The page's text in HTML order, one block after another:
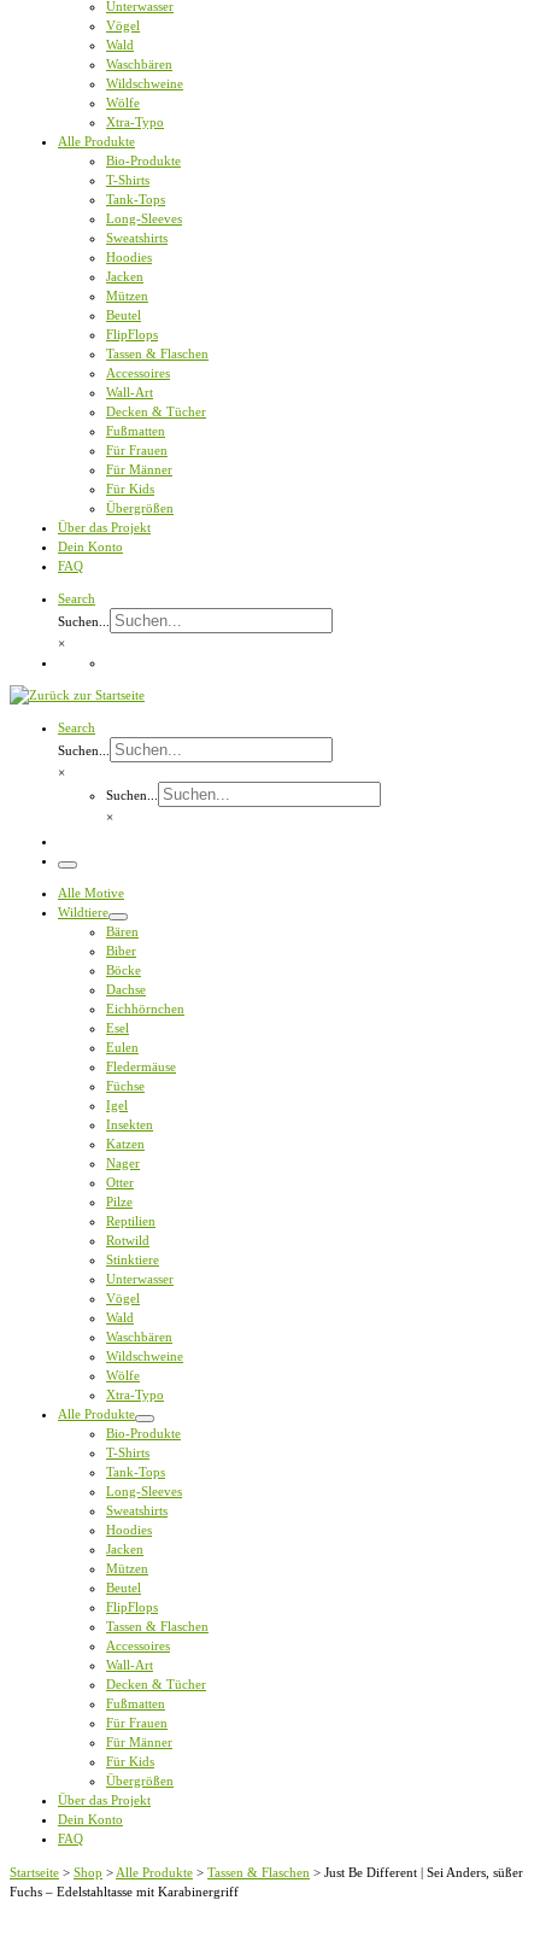
Unterwasser
Vögel
Wald
Waschbären
Wildschweine
Wölfe
Xtra-Typo
Alle Produkte
Bio-Produkte
T-Shirts
Tank-Tops
Long-Sleeves
Sweatshirts
Hoodies
Jacken
Mützen
Beutel
FlipFlops
Tassen & Flaschen
Accessoires
Wall-Art
Decken & Tücher
Fußmatten
Für Frauen
Für Männer
Für Kids
Übergrößen
Über das Projekt
Dein Konto
FAQ
Search
Suchen...
×
Search
Suchen...
×
Suchen...
×
Menü
Alle Motive
Wildtiere
Bären
Biber
Böcke
Dachse
Eichhörnchen
Esel
Eulen
Fledermäuse
Füchse
Igel
Insekten
Katzen
Nager
Otter
Pilze
Reptilien
Rotwild
Stinktiere
Unterwasser
Vögel
Wald
Waschbären
Wildschweine
Wölfe
Xtra-Typo
Alle Produkte
Bio-Produkte
T-Shirts
Tank-Tops
Long-Sleeves
Sweatshirts
Hoodies
Jacken
Mützen
Beutel
FlipFlops
Tassen & Flaschen
Accessoires
Wall-Art
Decken & Tücher
Fußmatten
Für Frauen
Für Männer
Für Kids
Übergrößen
Über das Projekt
Dein Konto
FAQ
Startseite > Shop > Alle Produkte > Tassen & Flaschen > Just Be Different | Sei Anders, süßer
Fuchs – Edelstahltasse mit Karabinergriff